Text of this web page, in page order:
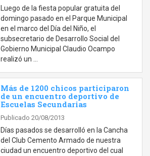
Luego de la fiesta popular gratuita del
domingo pasado en el Parque Municipal
en el marco del Día del Niño, el
subsecretario de Desarrollo Social del
Gobierno Municipal Claudio Ocampo
realizó un …
Más de 1200 chicos participaron
de un encuentro deportivo de
Escuelas Secundarias
Publicado 20/08/2013
Días pasados se desarrolló en la Cancha
del Club Cemento Armado de nuestra
ciudad un encuentro deportivo del cual